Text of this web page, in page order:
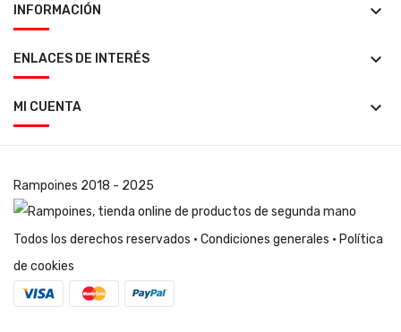
INFORMACIÓN keyboard_arrow_down
ENLACES DE INTERÉS keyboard_arrow_down
MI CUENTA keyboard_arrow_down
Rampoines 2018 - 2025
Todos los derechos reservados · Condiciones generales · Política
de cookies